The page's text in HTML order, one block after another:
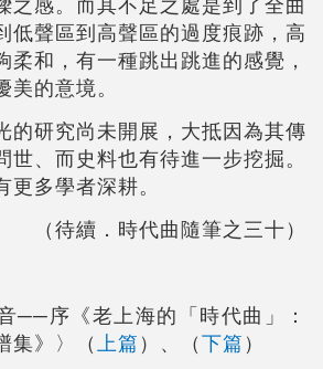
低聲區到高聲區的過度痕跡，高
柔和，有一種跳出跳進的感覺，
的意境。
的研究尚未開展，大抵因為其傳
世、而史料也有待進一步挖掘。
多學者深耕。
（待續．時代曲隨筆之三十）
──序《老上海的「時代曲」：
集》〉（ 上篇 ）、（下篇 ）